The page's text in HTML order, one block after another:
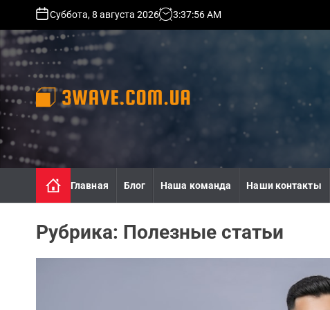
p
o
o
n
t
e
Суббота, 8 августа 2026 3:37:58AM
3
w
a
v
c
o
m
Главная Блог Наша команда Наши контакты
Рубрика: Полезные статьи